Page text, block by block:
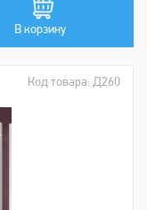
В корзину
Код товара: Д260